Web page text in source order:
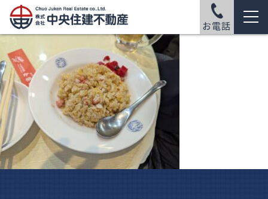
お電話